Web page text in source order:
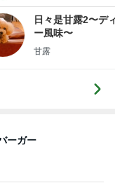
日々是甘露2〜デ
ー風味〜
甘露
ーガー